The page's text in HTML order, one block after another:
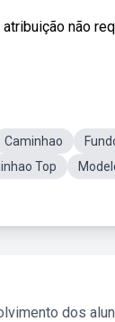
não
Caminhao
Top
dos